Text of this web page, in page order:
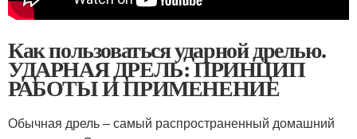
Как пользоваться ударной дрелью.
УДАРНАЯ ДРЕЛЬ: ПРИНЦИП
РАБОТЫ И ПРИМЕНЕНИЕ
Обычная дрель – самый распространенный домашний